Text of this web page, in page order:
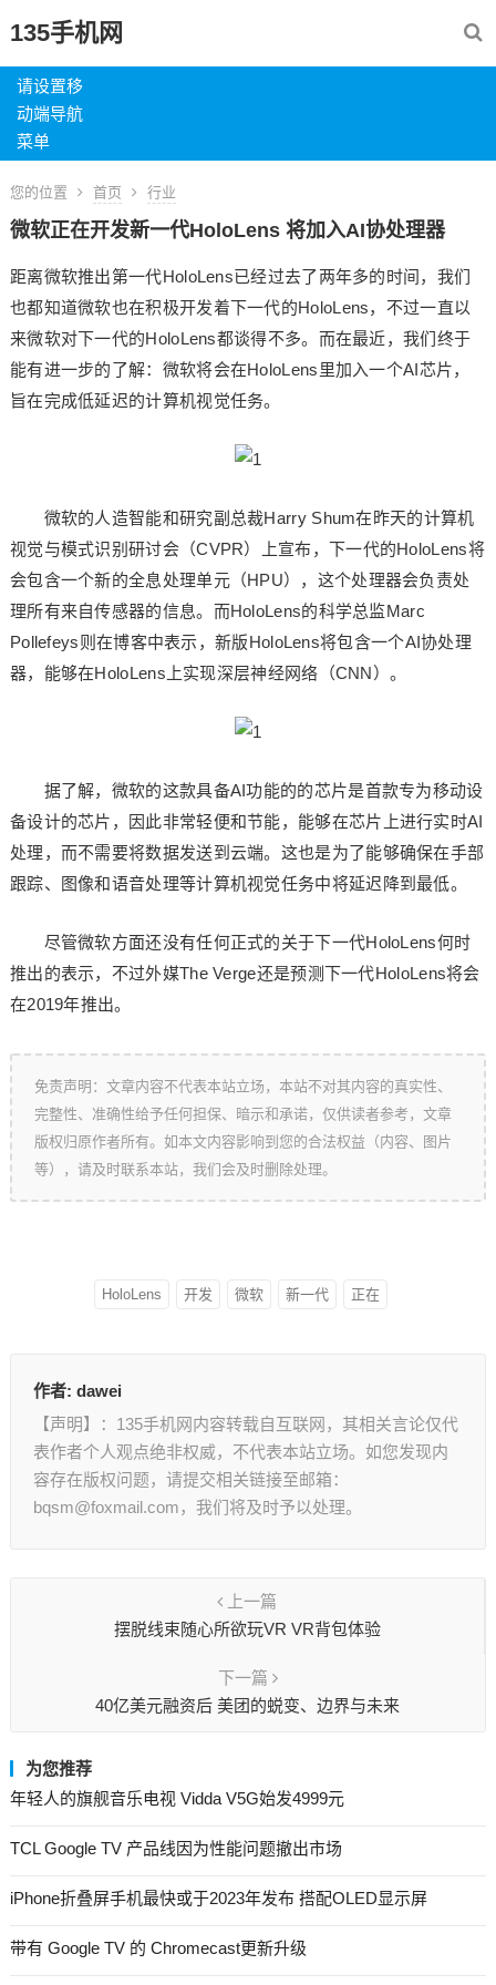
135手机网
请设置移
动端导航
菜单
您的位置 首页 行业
微软正在开发新一代HoloLens 将加入AI协处理器
距离微软推出第一代HoloLens已经过去了两年多的时间，我们
也都知道微软也在积极开发着下一代的HoloLens，不过一直以
来微软对下一代的HoloLens都谈得不多。而在最近，我们终于
能有进一步的了解：微软将会在HoloLens里加入一个AI芯片，
旨在完成低延迟的计算机视觉任务。
微软的人造智能和研究副总裁Harry Shum在昨天的计算机
视觉与模式识别研讨会（CVPR）上宣布，下一代的HoloLens将
会包含一个新的全息处理单元（HPU），这个处理器会负责处
理所有来自传感器的信息。而HoloLens的科学总监Marc
Pollefeys则在博客中表示，新版HoloLens将包含一个AI协处理
器，能够在HoloLens上实现深层神经网络（CNN）。
据了解，微软的这款具备AI功能的的芯片是首款专为移动设
备设计的芯片，因此非常轻便和节能，能够在芯片上进行实时AI
处理，而不需要将数据发送到云端。这也是为了能够确保在手部
跟踪、图像和语音处理等计算机视觉任务中将延迟降到最低。
尽管微软方面还没有任何正式的关于下一代HoloLens何时
推出的表示，不过外媒The Verge还是预测下一代HoloLens将会
在2019年推出。
免责声明：文章内容不代表本站立场，本站不对其内容的真实性、
完整性、准确性给予任何担保、暗示和承诺，仅供读者参考，文章
版权归原作者所有。如本文内容影响到您的合法权益（内容、图片
等），请及时联系本站，我们会及时删除处理。
HoloLens 开发 微软 新一代 正在
作者: dawei
【声明】：135手机网内容转载自互联网，其相关言论仅代
表作者个人观点绝非权威，不代表本站立场。如您发现内
容存在版权问题，请提交相关链接至邮箱：
bqsm@foxmail.com，我们将及时予以处理。
上一篇
摆脱线束随心所欲玩VR VR背包体验
下一篇
40亿美元融资后 美团的蜕变、边界与未来
为您推荐
年轻人的旗舰音乐电视 Vidda V5G始发4999元
TCL Google TV 产品线因为性能问题撤出市场
iPhone折叠屏手机最快或于2023年发布 搭配OLED显示屏
带有 Google TV 的 Chromecast更新升级